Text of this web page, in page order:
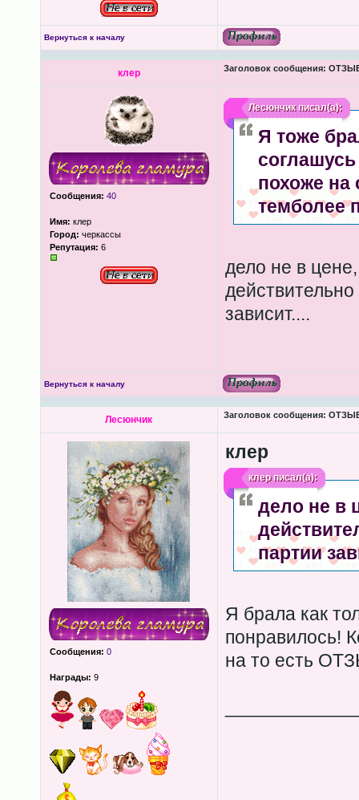
Вернуться к началу
клер Заголовок сообщения:
Сообщения: 40
Имя: клер
Город: черкассы
Репутация: 6
Лесюнчикписал(а):
Я тоже
похоже на
темболее
дело не в
зависит....
Вернуться к началу
Лесюнчик Заголовок сообщения:
Сообщения: 0
Награды: 9
клер
клерписал(а):
дело не в
партии
Я брала как
понравилось!
на то есть